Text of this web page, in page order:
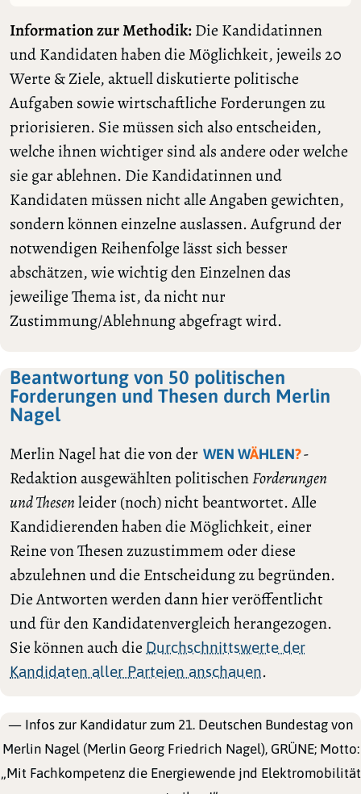
Information zur Methodik:Die Kandidatinnen
und Kandidaten haben die Möglichkeit, jeweils 20
Werte & Ziele, aktuell diskutierte politische
Aufgaben sowie wirtschaftliche Forderungen zu
priorisieren. Sie müssen sich also entscheiden,
welche ihnen wichtiger sind als andere oder welche
sie gar ablehnen. Die Kandidatinnen und
Kandidaten müssen nicht alle Angaben gewichten,
sondern können einzelne auslassen. Aufgrund der
notwendigen Reihenfolge lässt sich besser
abschätzen, wie wichtig den Einzelnen das
jeweilige Thema ist, da nicht nur
Zustimmung/Ablehnung abgefragt wird.
Beantwortung von 50 politischen
Forderungen und Thesen durch Merlin
Nagel
Merlin Nagel hat die von der WEN WÄHLEN?-
Redaktion ausgewählten politischenForderungen
und Thesenleider (noch) nicht beantwortet. Alle
Kandidierenden haben die Möglichkeit, einer
Reine von Thesen zuzustimmem oder diese
abzulehnen und die Entscheidung zu begründen.
Die Antworten werden dann hier veröffentlicht
und für den Kandidatenvergleich herangezogen.
Sie können auch die Durchschnittswerte der
Kandidaten aller Parteien anschauen.
— Infos zur Kandidatur zum 21. Deutschen Bundestag von
Merlin Nagel (Merlin Georg Friedrich Nagel), GRÜNE; Motto:
„Mit Fachkompetenz die Energiewende jnd Elektromobilität